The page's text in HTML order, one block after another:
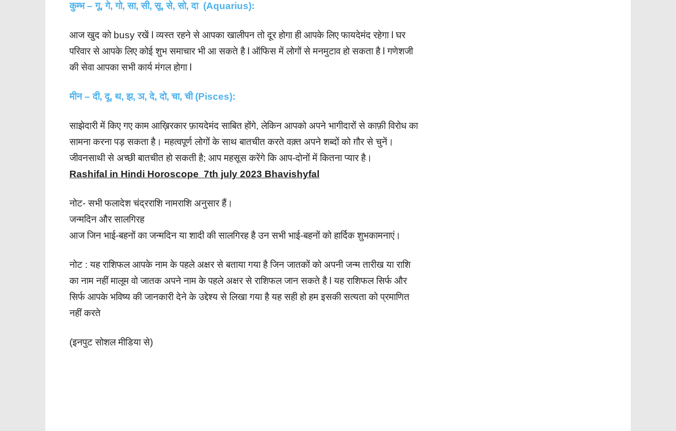
कुम्भ – गू, गे, गो, सा, सी, सू, से, सो, दा (Aquarius):
आज खुद को busy रखें l व्यस्त रहने से आपका खालीपन तो दूर होगा ही आपके लिए फायदेमंद रहेगा l घर
परिवार से आपके लिए कोई शुभ समाचार भी आ सकते है l ऑफिस में लोगों से मनमुटाव हो सकता है l गणेशजी
की सेवा आपका सभी कार्य मंगल होगा l
मीन – दी, दू, थ, झ, ञ, दे, दो, चा, ची (Pisces):
साझेदारी में किए गए काम आख़िरकार फ़ायदेमंद साबित होंगे, लेकिन आपको अपने भागीदारों से काफ़ी विरोध का
सामना करना पड़ सकता है। महत्वपूर्ण लोगों के साथ बातचीत करते वक़्त अपने शब्दों को ग़ौर से चुनें।
जीवनसाथी से अच्छी बातचीत हो सकती है; आप महसूस करेंगे कि आप-दोनों में कितना प्यार है।
Rashifal in Hindi Horoscope 7th july 2023 Bhavishyfal
नोट- सभी फलादेश चंद्रराशि नामराशि अनुसार हैं।
जन्मदिन और सालगिरह
आज जिन भाई-बहनों का जन्मदिन या शादी की सालगिरह है उन सभी भाई-बहनों को हार्दिक शुभकामनाएं।
नोट : यह राशिफल आपके नाम के पहले अक्षर से बताया गया है जिन जातकों को अपनी जन्म तारीख या राशि
का नाम नहीं मालूम वो जातक अपने नाम के पहले अक्षर से राशिफल जान सकते है l यह राशिफल सिर्फ और
सिर्फ आपके भविष्य की जानकारी देने के उद्देश्य से लिखा गया है यह सही हो हम इसकी सत्यता को प्रमाणित
नहीं करते
(इनपुट सोशल मीडिया से)